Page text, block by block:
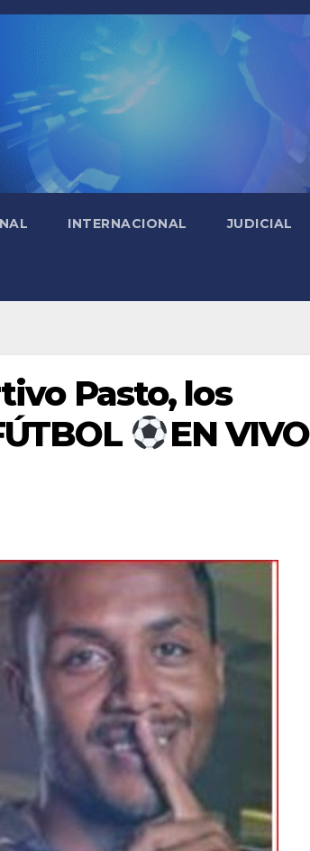
INTERNACIONAL JUDICIAL
Pasto, los
EN VIVO